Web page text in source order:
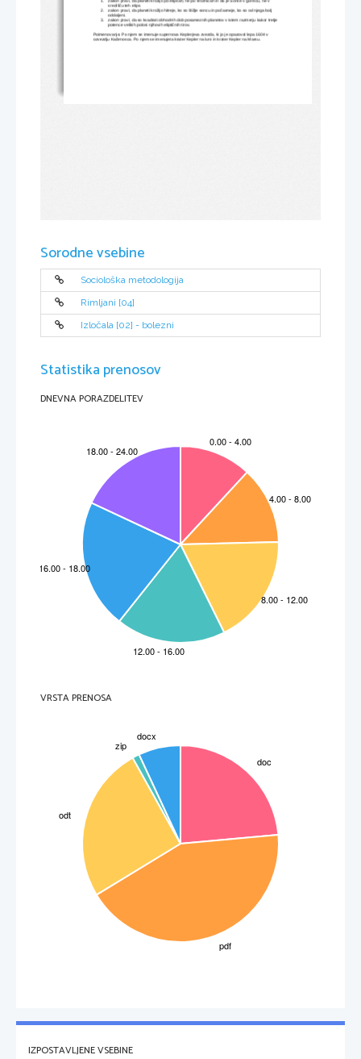
1.
zakon pravi, da planeti krožijo po elipsah, ne po krožnicah in da je Sonce v gorišču, ne v
središču teh elips.
2.
zakon pravi, da planeti krožijo hitreje, ko so bližje soncu in počasneje, ko so od njega bolj
oddaljeni.
3.
zakon pravi, da so kvadrati obhodnih dob posameznih planetov v istem razmerju kakor tretje
potence velikih polosi njihovih eliptičnih tirov.
Poimenovanja: Po njem se imenuje supernova Keplerjeva zvezda, ki jo je opazoval lepa 1604 v
ozvezdju Kačenosca. Po njem se imenujeta krater Kepler na luni in krater Kepler na Marsu.
Sorodne vsebine
Sociološka metodologija
Rimljani [04]
Izločala [02] - bolezni
Statistika prenosov
DNEVNA PORAZDELITEV
VRSTA PRENOSA
IZPOSTAVLJENE VSEBINE